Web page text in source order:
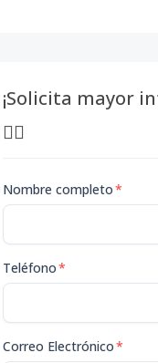
¡Solicita mayor
👇🏽
Nombre completo*
Teléfono*
Correo Electrónico*